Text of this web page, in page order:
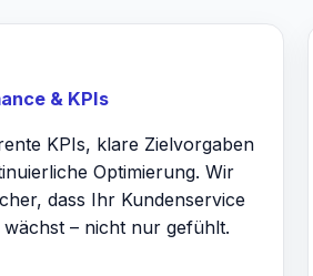
& KPIs
KPIs, klare Zielvorgaben
Optimierung. Wir
dass Ihr Kundenservice
wächst – nicht nur gefühlt.